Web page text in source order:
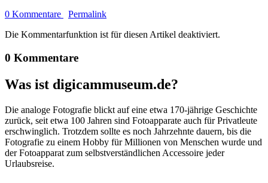
0 Kommentare
Permalink
Die Kommentarfunktion ist für diesen Artikel deaktiviert.
0 Kommentare
Was ist digicammuseum.de?
Die analoge Fotografie blickt auf eine etwa 170-jährige Geschichte
zurück, seit etwa 100 Jahren sind Fotoapparate auch für Privatleute
erschwinglich. Trotzdem sollte es noch Jahrzehnte dauern, bis die
Fotografie zu einem Hobby für Millionen von Menschen wurde und
der Fotoapparat zum selbstverständlichen Accessoire jeder
Urlaubsreise.